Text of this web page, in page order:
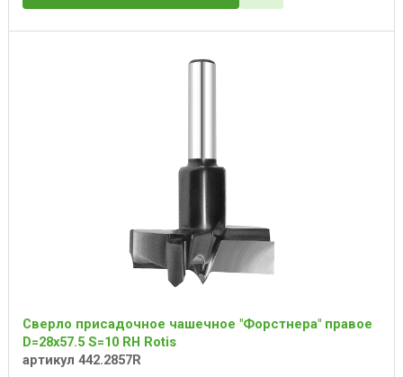
Сверло присадочное чашечное "Форстнера" правое
D=28x57.5 S=10 RH Rotis
артикул 442.2857R